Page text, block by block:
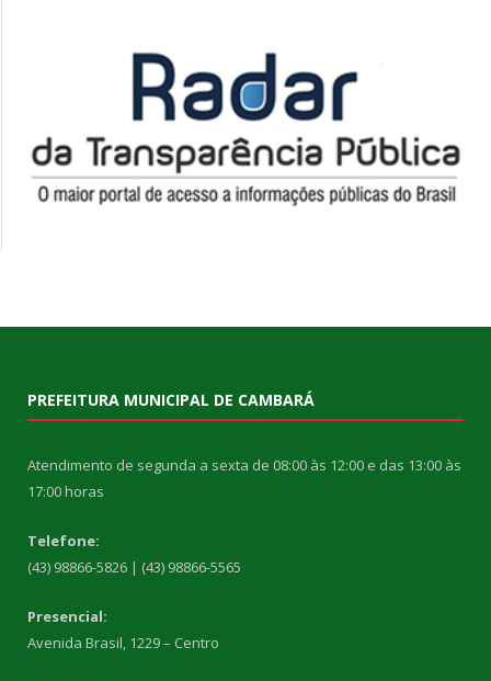
PREFEITURA MUNICIPAL DE CAMBARÁ
Atendimento de segunda a sexta de 08:00 às 12:00 e das 13:00 às
17:00 horas
Telefone:
(43) 98866-5826 | (43) 98866-5565
Presencial:
Avenida Brasil, 1229 – Centro